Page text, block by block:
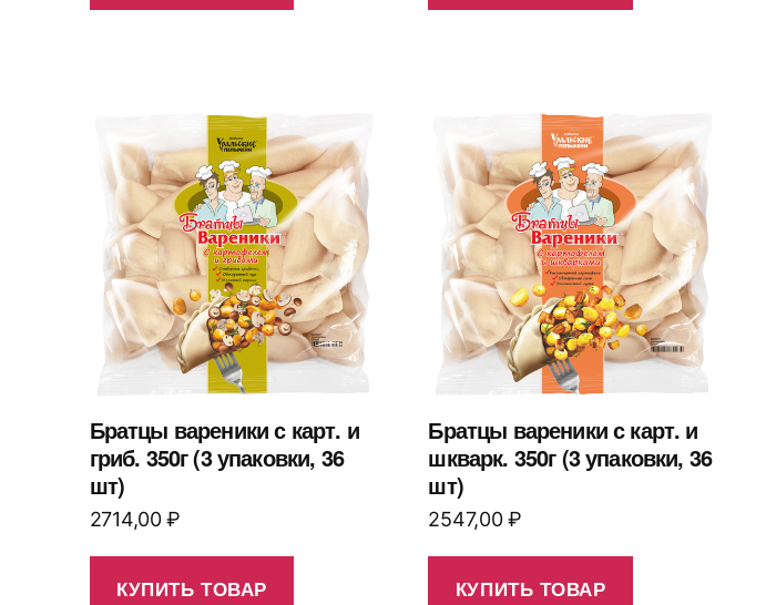
Братцы вареники с карт. и
гриб. 350г (3 упаковки, 36
шт)
2714,00₽
КУПИТЬ ТОВАР
Братцы вареники с карт. и
шкварк. 350г (3 упаковки, 36
шт)
2547,00₽
КУПИТЬ ТОВАР